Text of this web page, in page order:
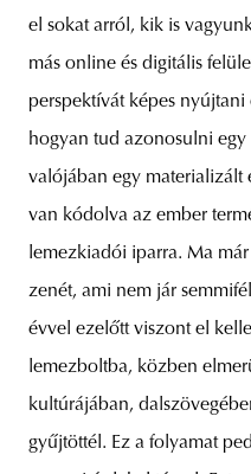
el sokat arról, kik is
más online és digitális
perspektívát képes
hogyan tud azonosulni
valójában egy materializált
van kódolva az ember
lemezkiadói iparra. Ma
zenét, ami nem jár
évvel ezelőtt viszont el
lemezboltba, közben
kultúrájában,
gyűjtöttél. Ez a folyamat